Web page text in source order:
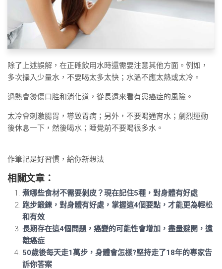
除了上述誤解，在正確飲用水時還需要注意其他方面。例如，
多次攝入少量水，不要喝太多太快；水溫不應太熱或太冷。
過熱會燙傷口腔和消化道，從長遠來看有患癌症的風險。
太冷會刺激腸胃，導致胃病；另外，不要喝通宵水；劇烈運動
後休息一下，然後喝水；睡覺前不要喝很多水。
作筆記是好習慣，給你新想法
相關文章：
煮哪些食材不需要剝皮？現在記住5種，對身體有好處
跑步鍛鍊，對身體有好處，掌握這4個要點，才能更為輕松
和有效
長期存在這4個問題，癌變的可能性會增加，盡量避開，遠
離癌症
50歲後每天走1萬步，身體會怎樣?堅持走了18年的專家告
訴你答案